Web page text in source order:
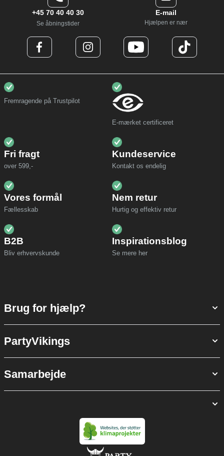
+45 70 40 40 30
Se åbningstider
E-mail
Hjælpen er nær
Fremragende på Trustpilot
E-mærket certificeret
Fri fragt
over 599,-
Kundeservice
Kontakt os endelig
Vores formål
Fællesskab
Nem retur
Hurtig og effektiv retur
B2B
Bliv erhvervskunde
Inspirationsblog
Se mere her
Brug for hjælp?
PartyVikings
Samarbejde